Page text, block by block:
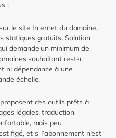
:
le site Internet du domaine,
statiques gratuits. Solution
demande un minimum de
souhaitant rester
ni dépendance à une
échelle.
des outils prêts à
légales, traduction
mais peu
figé, et si l’abonnement n’est